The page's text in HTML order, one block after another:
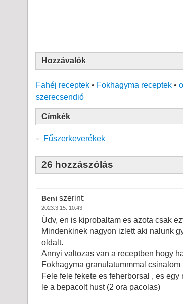
Hozzávalók
Fahéj receptek• Fokhagyma receptek•
szerecsendió
Címkék
Fűszerkeverékek
26 hozzászólás
Beni szerint:
2023.3.15. 10:43
Üdv, en is kiprobaltam es azota csak
Mindenkinek nagyon izlett aki nalunk
oldalt.
Annyi valtozas van a receptben hogy
Fokhagyma granulatummmal
Fele fele fekete es feherborsal , es
le a bepacolt hust (2 ora pacolas)